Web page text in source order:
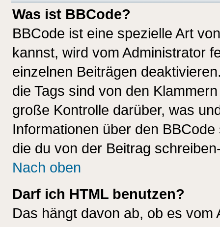
Was ist BBCode?
BBCode ist eine spezielle Art
kannst, wird vom Administrator
einzelnen Beiträgen
die Tags sind von den
große Kontrolle darüber, was
Informationen über den
die du von der Beitrag
Nach oben
Darf ich HTML benutzen?
Das hängt davon ab, ob es